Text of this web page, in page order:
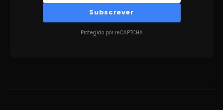
Subscrever
Protegido por reCAPTCHA